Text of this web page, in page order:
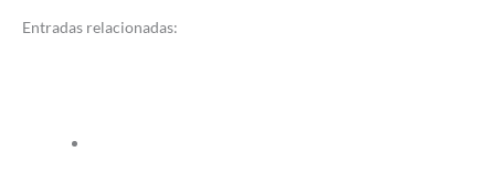
Entradas relacionadas: